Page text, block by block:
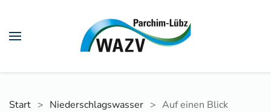
Skip to main content
Start Niederschlagswasser Auf einen Blick